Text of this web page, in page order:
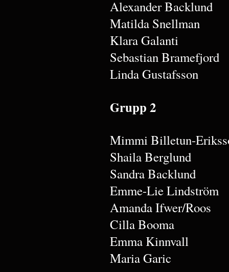
Alexander Backlund
Matilda Snellman
Klara Galanti
Sebastian Bramefjord
Linda Gustafsson
Grupp 2
Mimmi Billetun-
Shaila Berglund
Sandra Backlund
Emme-Lie Lindström
Amanda Ifwer/Roos
Cilla Booma
Emma Kinnvall
Maria Garic